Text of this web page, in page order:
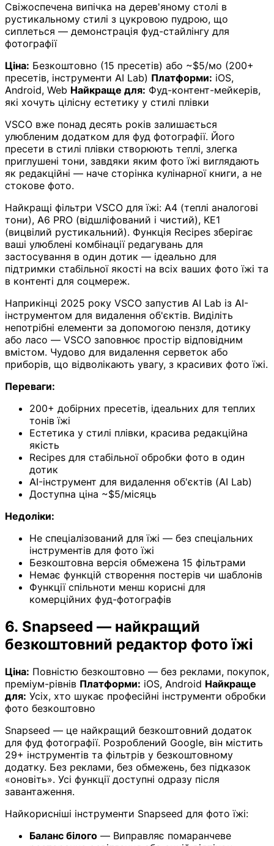
Свіжоспечена випічка на дерев'яному столі в
рустикальному стилі з цукровою пудрою, що
сиплеться — демонстрація фуд-стайлінгу для
фотографії
Ціна: Безкоштовно (15 пресетів) або ~$5/мо (200+
пресетів, інструменти AI Lab) Платформи: iOS,
Android, Web Найкраще для: Фуд-контент-мейкерів,
які хочуть цілісну естетику у стилі плівки
VSCO вже понад десять років залишається
улюбленим додатком для фуд фотографії. Його
пресети в стилі плівки створюють теплі, злегка
приглушені тони, завдяки яким фото їжі виглядають
як редакційні — наче сторінка кулінарної книги, а не
стокове фото.
Найкращі фільтри VSCO для їжі: A4 (теплі аналогові
тони), A6 PRO (відшліфований і чистий), KE1
(вицвілий рустикальний). Функція Recipes зберігає
ваші улюблені комбінації редагувань для
застосування в один дотик — ідеально для
підтримки стабільної якості на всіх ваших фото їжі та
в контенті для соцмереж.
Наприкінці 2025 року VSCO запустив AI Lab із AI-
інструментом для видалення об'єктів. Виділіть
непотрібні елементи за допомогою пензля, дотику
або ласо — VSCO заповнює простір відповідним
вмістом. Чудово для видалення серветок або
приборів, що відволікають увагу, з красивих фото їжі.
Переваги:
200+ добірних пресетів, ідеальних для теплих
тонів їжі
Естетика у стилі плівки, красива редакційна
якість
Recipes для стабільної обробки фото в один
дотик
AI-інструмент для видалення об'єктів (AI Lab)
Доступна ціна ~$5/місяць
Недоліки:
Не спеціалізований для їжі — без спеціальних
інструментів для фото їжі
Безкоштовна версія обмежена 15 фільтрами
Немає функцій створення постерів чи шаблонів
Функції спільноти менш корисні для
комерційних фуд-фотографів
6. Snapseed — найкращий
безкоштовний редактор фото їжі
Ціна: Повністю безкоштовно — без реклами, покупок,
преміум-рівнів Платформи: iOS, Android Найкраще
для: Усіх, хто шукає професійні інструменти обробки
фото безкоштовно
Snapseed — це найкращий безкоштовний додаток
для фуд фотографії. Розроблений Google, він містить
29+ інструментів та фільтрів у безкоштовному
додатку. Без реклами, без обмежень, без підказок
«оновіть». Усі функції доступні одразу після
завантаження.
Найкорисніші інструменти Snapseed для фото їжі:
Баланс білого — Виправляє помаранчеве